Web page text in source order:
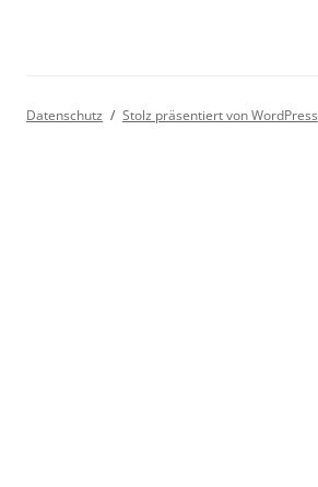
Datenschutz Stolz präsentiert von WordPress